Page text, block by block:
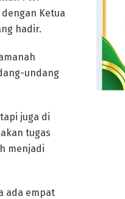
Ketua
hadir.
undang
juga di
tugas
menjadi
ada empat